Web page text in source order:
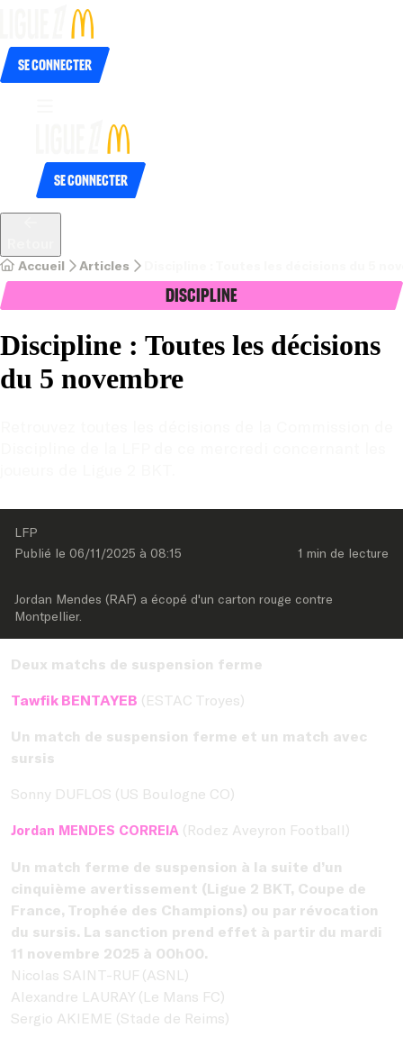
Se connecter
Se connecter
Accueil Articles
Discipline
Discipline : Toutes les décisions
du 5 novembre
LFP
Publié le 06/11/2025 à 08:15 1 min de lecture
Jordan Mendes (RAF) a écopé d'un carton rouge contre
Montpellier.
Deux matchs de suspension ferme
Tawfik BENTAYEB (ESTAC Troyes)
Un match de suspension ferme et un match avec
sursis
Sonny DUFLOS (US Boulogne CO)
Jordan MENDES CORREIA (Rodez Aveyron Football)
Un match ferme de suspension à la suite d’un
cinquième avertissement (Ligue 2 BKT, Coupe de
France, Trophée des Champions) ou par révocation
du sursis. La sanction prend effet à partir du mardi
11 novembre 2025 à 00h00.
Nicolas SAINT-RUF (ASNL)
Alexandre LAURAY (Le Mans FC)
Sergio AKIEME (Stade de Reims)